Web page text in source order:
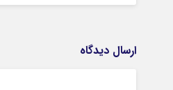
ارسال دیدگاه